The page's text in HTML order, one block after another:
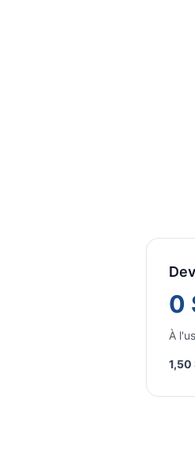
0
À
1,50